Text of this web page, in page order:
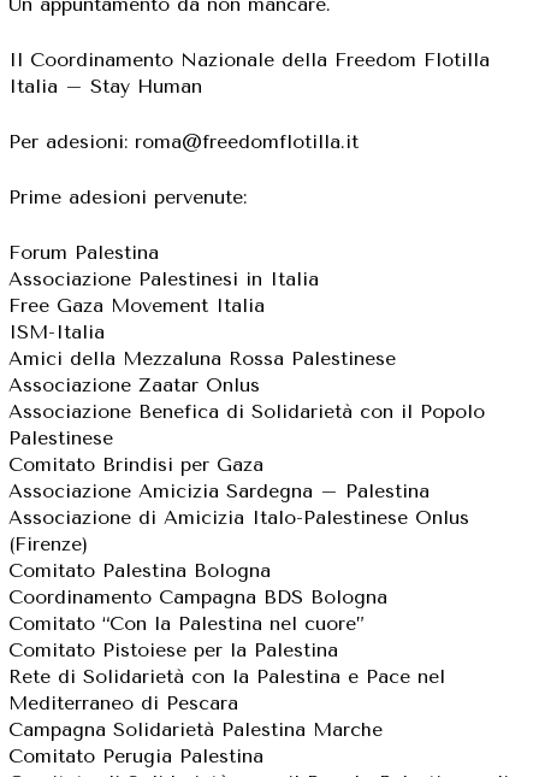
Il Coordinamento Nazionale della Freedom Flotilla
Italia – Stay Human
Per adesioni: roma@freedomflotilla.it
Prime adesioni pervenute:
Forum Palestina
Associazione Palestinesi in Italia
Free Gaza Movement Italia
ISM-Italia
Amici della Mezzaluna Rossa Palestinese
Associazione Zaatar Onlus
Associazione Benefica di Solidarietà con il Popolo
Palestinese
Comitato Brindisi per Gaza
Associazione Amicizia Sardegna – Palestina
Associazione di Amicizia Italo-Palestinese Onlus
(Firenze)
Comitato Palestina Bologna
Coordinamento Campagna BDS Bologna
Comitato “Con la Palestina nel cuore”
Comitato Pistoiese per la Palestina
Rete di Solidarietà con la Palestina e Pace nel
Mediterraneo di Pescara
Campagna Solidarietà Palestina Marche
Comitato Perugia Palestina